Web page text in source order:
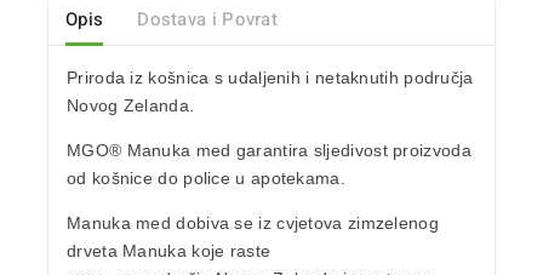
Opis Dostava i Povrat
Priroda iz košnica s udaljenih i netaknutih područja
Novog Zelanda.
MGO® Manuka med garantira sljedivost proizvoda
od košnice do police u apotekama.
Manuka med dobiva se iz cvjetova zimzelenog
drveta Manukakoje raste